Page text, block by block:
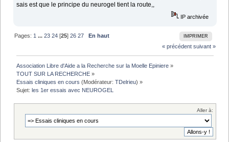
sais est que le principe du neurogel tient la route,,
IP archivée
IMPRIMER
Pages: 1 ...23 24 [25]26 27
En haut
« précédent suivant »
Association Libre d'Aide a la Recherche sur la Moelle Epiniere »
TOUT SUR LA RECHERCHE »
Essais cliniques en cours (Modérateur:TDelrieu) »
Sujet:les 1er essais avec NEUROGEL
Aller à: